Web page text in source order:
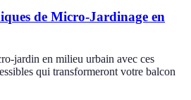
de Micro-Jardinage en
jardin en milieu urbain avec ces
qui transformeront votre balcon